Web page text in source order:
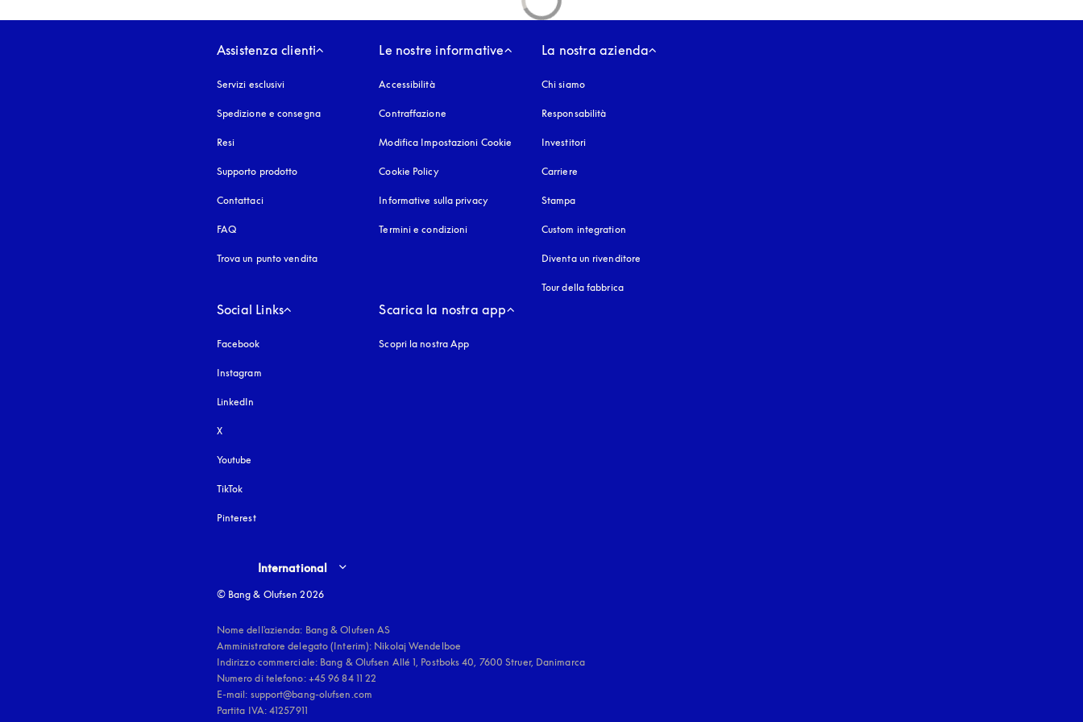
Assistenza clienti
Servizi esclusivi
Spedizione e consegna
Resi
Supporto prodotto
Contattaci
FAQ
Trova un punto vendita
Le nostre informative
Accessibilitàsi apre in una nuova finestra
Contraffazione si apre in una nuova finestra
Modifica Impostazioni Cookie
Cookie Policysi apre in una nuova finestra
Informative sulla privacysi apre in una nuova finestra
Termini e condizioni
La nostra azienda
Chi siamo
Responsabilità
Investitori
Carriere
Stampa
Custom integration
Diventa un rivenditore
Tour della fabbrica
Social Links
Facebook
Instagram
LinkedIn
X
Youtube
TikTok
Pinterest
Scarica la nostra app
Scopri la nostra App
Select country and language
International
© Bang & Olufsen 2026
Nome dell'azienda: Bang & Olufsen AS
Amministratore delegato (Interim): Nikolaj Wendelboe
Indirizzo commerciale: Bang & Olufsen Allé 1, Postboks 40, 7600 Struer, Danimarca
Numero di telefono: +45 96 84 11 22
E-mail: support@bang-olufsen.com
Partita IVA: 41257911